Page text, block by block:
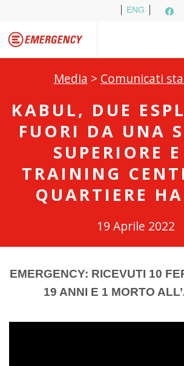
ENG
Media > Comunicati
KABUL, DUE
FUORI DA UNA
SUPERIORE
TRAINING
QUARTIERE
19 Aprile 2022
EMERGENCY: RICEVUTI 10
19 ANNI E 1 MORTO